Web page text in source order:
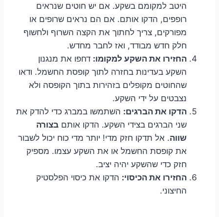
היטב למקומם בשקע. אם יש חוטים שנראים
רופפים, הדקו אותם. אם הם נראים שרופים או
מפורקים, צריך לחתוך את הקצה השרוף ולחשוף
חלק חדש מבודד, ואז לחבר מחדש.
החזירו את השקע למקומו: דחפו את מנגנון
השקע בעדינות בחזרה לתוך קופסת החשמל. ודאו
שהחוטים מקופלים בזהירות בתוך הקופסה ולא
נצבטים על ידי השקע.
הדקו את הברגים: השתמשו במברג כדי להדק את
שני הברגים בצידי השקע. הדקו אותם בצורה
שווה. אל תדקו חזק מדי! יותר מדי כוח יכול לשבור
את קופסת החשמל או את השקע עצמו. מספיק
חזק כדי שהשקע יהיה יציב.
החזירו את הכיסוי: הדקו את כיסוי הפלסטיק
החיצוני.